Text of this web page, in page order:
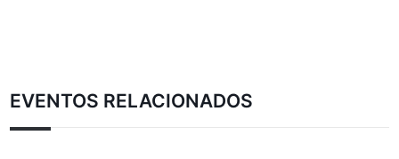
EVENTOS RELACIONADOS